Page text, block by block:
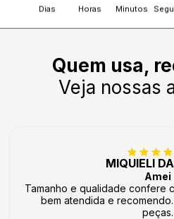
Nenhuma avaliação cadastrada para esse
Quem usa,
Veja nossas
MIQUIELI
Amei
Tamanho e qualidade confere
bem atendida e
peças.
Dias Horas Minutos